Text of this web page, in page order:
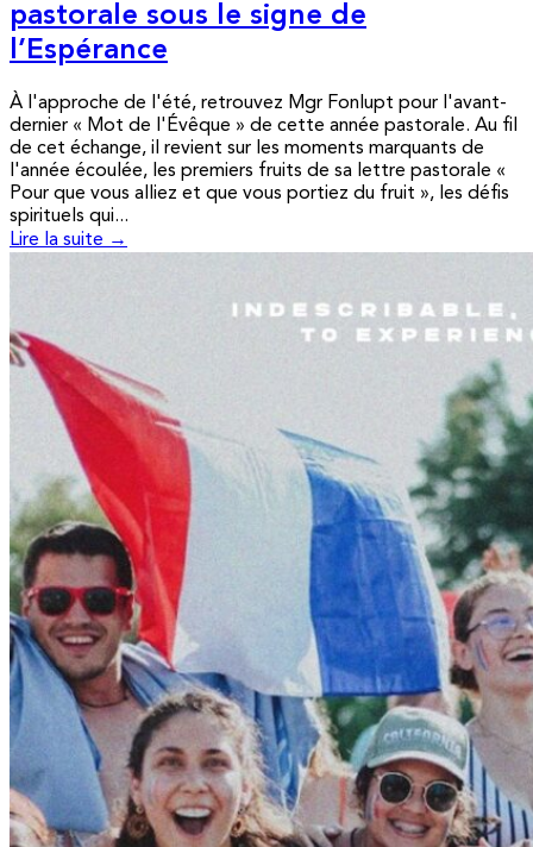
pastorale sous le signe de
l’Espérance
À l'approche de l'été, retrouvez Mgr Fonlupt pour l'avant-
dernier « Mot de l'Évêque » de cette année pastorale. Au fil
de cet échange, il revient sur les moments marquants de
l'année écoulée, les premiers fruits de sa lettre pastorale «
Pour que vous alliez et que vous portiez du fruit », les défis
spirituels qui...
Lire la suite →